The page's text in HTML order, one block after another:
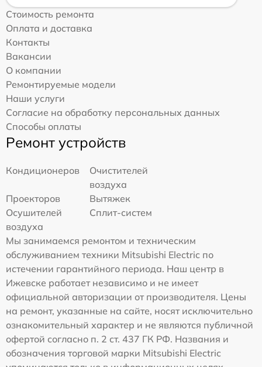
Стоимость ремонта
Оплата и доставка
Контакты
Вакансии
О компании
Ремонтируемые модели
Наши услуги
Согласие на обработку персональных данных
Способы оплаты
Ремонт устройств
Кондиционеров
Очистителей
воздуха
Проекторов
Вытяжек
Осушителей
воздуха
Сплит-систем
Мы занимаемся ремонтом и техническим
обслуживанием техники Mitsubishi Electric по
истечении гарантийного периода. Наш центр в
Ижевске работает независимо и не имеет
официальной авторизации от производителя. Цены
на ремонт, указанные на сайте, носят исключительно
ознакомительный характер и не являются публичной
офертой согласно п. 2 ст. 437 ГК РФ. Названия и
обозначения торговой марки Mitsubishi Electric